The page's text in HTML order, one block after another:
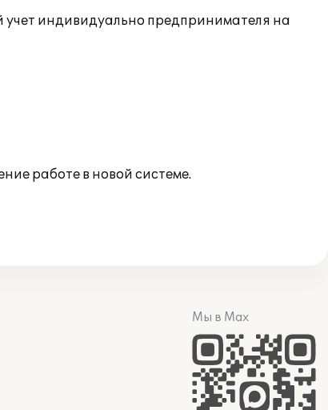
учет индивидуально предпринимателя на
работе в новой системе.
Мы в Max